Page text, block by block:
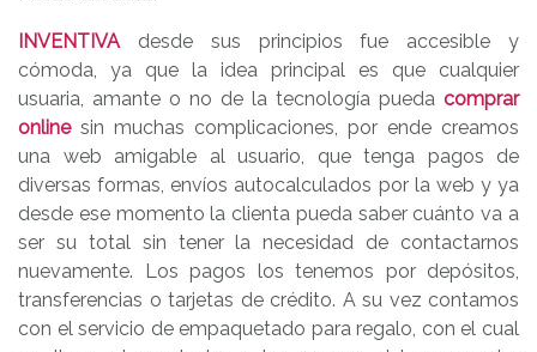
INVENTIVA desde sus principios fue accesible y
cómoda, ya que la idea principal es que cualquier
usuaria, amante o no de la tecnología pueda comprar
onlinesin muchas complicaciones, por ende creamos
una web amigable al usuario, que tenga pagos de
diversas formas, envíos autocalculados por la web y ya
desde ese momento la clienta pueda saber cuánto va a
ser su total sin tener la necesidad de contactarnos
nuevamente. Los pagos los tenemos por depósitos,
transferencias o tarjetas de crédito. A su vez contamos
con el servicio de empaquetado para regalo, con el cual